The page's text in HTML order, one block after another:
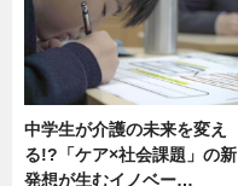
中学生が介護の未来を変え
る!?「ケア×社会課題」の新
発想が生むイノベー…